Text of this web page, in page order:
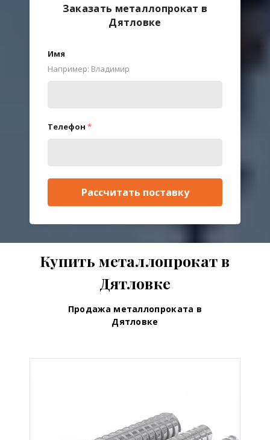
Заказать металлопрокат в
Дятловке
Имя
Например: Владимир
Телефон *
Рассчитать поставку
Купить металлопрокат в
Дятловке
Продажа металлопроката в
Дятловке